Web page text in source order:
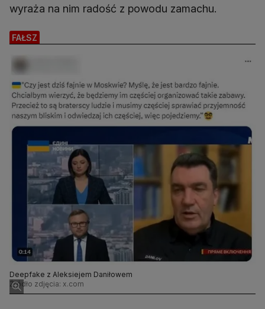
wyraża na nim radość z powodu zamachu.
FAŁSZ
Deepfake z Aleksiejem Daniłowem
Źródło zdjęcia: x.com